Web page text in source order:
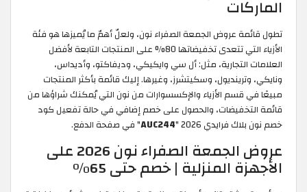
عروض الجمعة الصفراء نون، ولعلّ أهمّ ما يُميزها هو فئة
الأزياء التي تتعدى تخفيضاتها 80% على المنتجات التابعة لأفضل
مثل: أل سي وايكيكي، وديفاكتو، وأديداس،
وسكيتشرز، وغيرها. إليك قائمة بأكثر المنتجات
الأزياء والإكسسوارات من نون التي يُمكنك شراؤها من
والحصول على خصم إضافي في حالة تفعيل كود
فرايدي 2026
"
AUC244 " في صفحة الدفع.
عروض الجمعة الصفراء نون 2026 على
المنزلية | خصم حتى 65%